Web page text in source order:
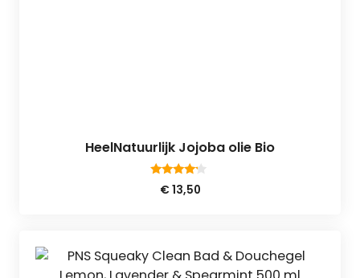
HeelNatuurlijk Jojoba olie Bio
4.00
van 5
€13,50